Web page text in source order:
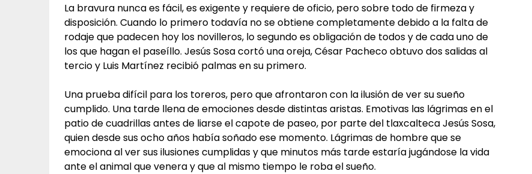
La bravura nunca es fácil, es exigente y requiere de oficio, pero sobre todo de firmeza y
disposición. Cuando lo primero todavía no se obtiene completamente debido a la falta de
rodaje que padecen hoy los novilleros, lo segundo es obligación de todos y de cada uno de
los que hagan el paseíllo. Jesús Sosa cortó una oreja, César Pacheco obtuvo dos salidas al
tercio y Luis Martínez recibió palmas en su primero.
Una prueba difícil para los toreros, pero que afrontaron con la ilusión de ver su sueño
cumplido. Una tarde llena de emociones desde distintas aristas. Emotivas las lágrimas en el
patio de cuadrillas antes de liarse el capote de paseo, por parte del tlaxcalteca Jesús Sosa,
quien desde sus ocho años había soñado ese momento. Lágrimas de hombre que se
emociona al ver sus ilusiones cumplidas y que minutos más tarde estaría jugándose la vida
ante el animal que venera y que al mismo tiempo le roba el sueño.